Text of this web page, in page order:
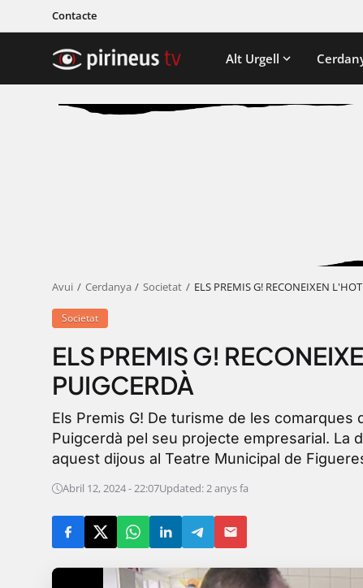
Contacte
Alt Urgell
Avui Cerdanya Societat ELS PREMIS G! RECONEIXEN
Societat
ELS PREMIS G!
PUIGCERDÀ
Els Premis G! De turisme de les
Puigcerdà pel seu projecte empresarial. La
aquest dijous al Teatre Municipal de
Abril 12, 2024 - 22:07Updated: 2 anys fa